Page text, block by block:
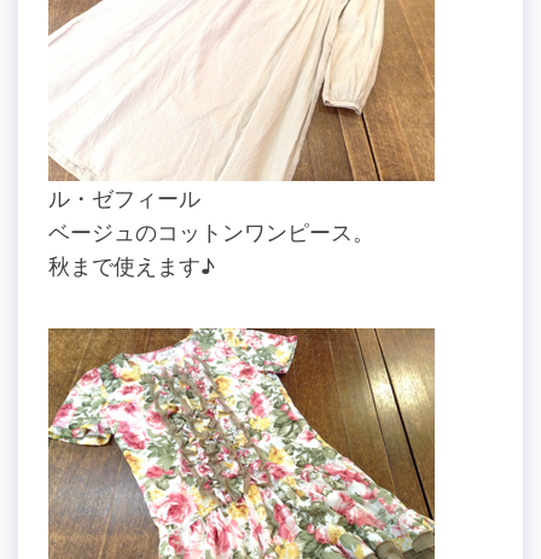
ル・ゼフィール
ベージュのコットンワンピース。
秋まで使えます♪